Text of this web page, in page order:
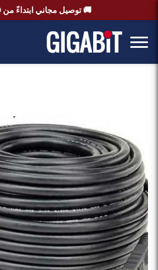
🚚 توصيل مجاني ابتداءً من 1200 DH ✨